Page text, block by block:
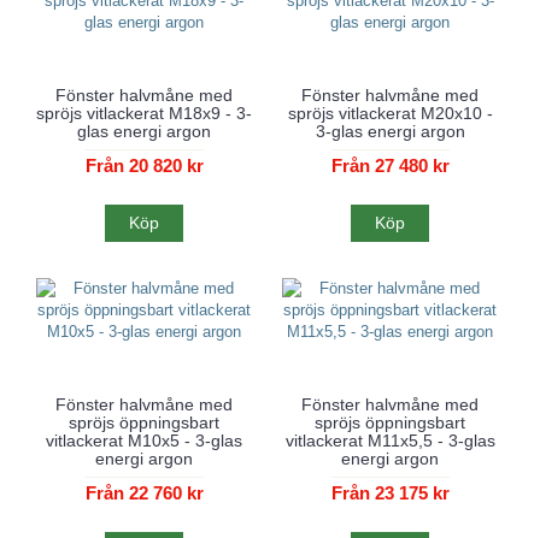
Fönster halvmåne med
spröjs vitlackerat M18x9 - 3-
glas energi argon
Från 20 820 kr
Köp
Fönster halvmåne med
spröjs vitlackerat M20x10 -
3-glas energi argon
Från 27 480 kr
Köp
Fönster halvmåne med
spröjs öppningsbart
vitlackerat M10x5 - 3-glas
energi argon
Från 22 760 kr
Fönster halvmåne med
spröjs öppningsbart
vitlackerat M11x5,5 - 3-glas
energi argon
Från 23 175 kr